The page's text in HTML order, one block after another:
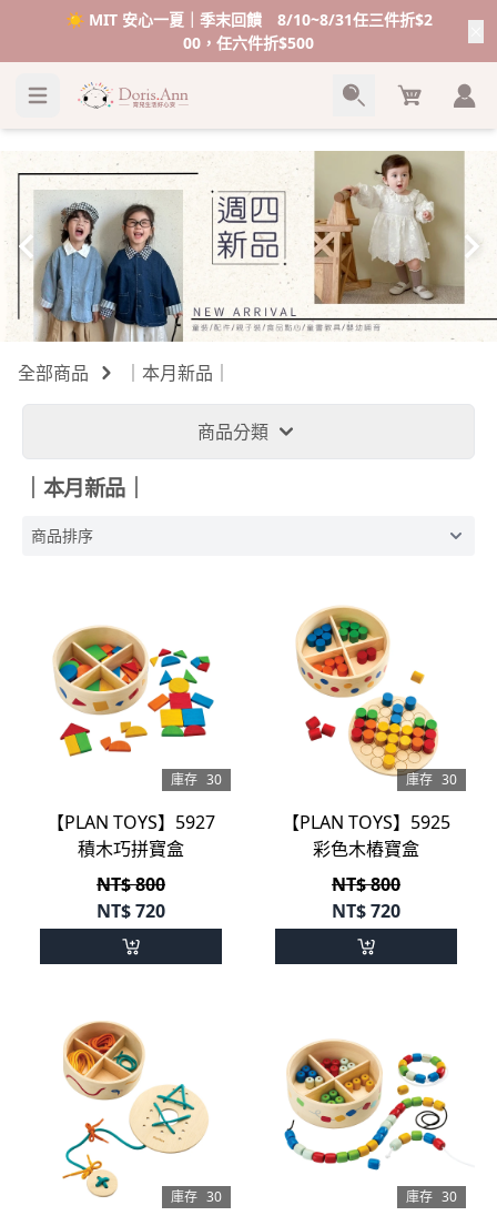
☀️ MIT 安心一夏｜季末回饋 8/10~8/31任三件折$2
00，任六件折$500
Cart
全部商品 ｜本月新品｜
商品分類
｜本月新品｜
庫存 30
【PLAN TOYS】5927
積木巧拼寶盒
NT$ 800
NT$720
庫存 30
【PLAN TOYS】5925
彩色木樁寶盒
NT$ 800
NT$720
庫存 30 庫存 30